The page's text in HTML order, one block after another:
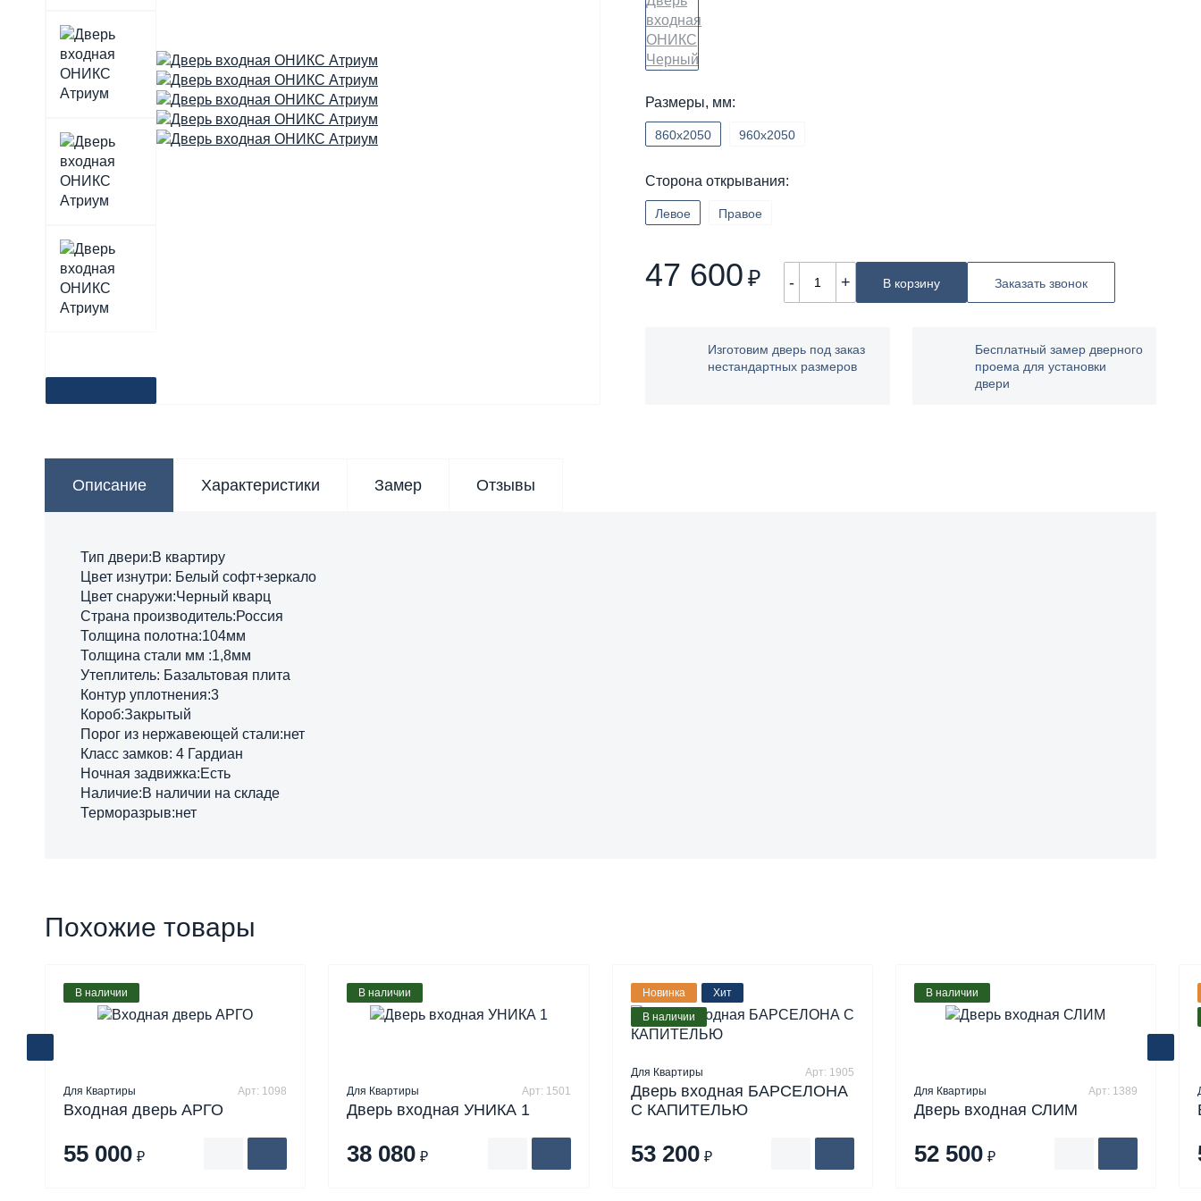
Размеры, мм:
860х2050 960х2050
Сторона открывания:
Левое Правое
47 600 ₽ - + В корзину Заказать звонок
Изготовим дверь под заказ
нестандартных размеров
Бесплатный замер дверного
проема для установки
двери
Описание Характеристики Замер Отзывы
Тип двери:В квартиру
Цвет изнутри: Белый софт+зеркало
Цвет снаружи:Черный кварц
Страна производитель:Россия
Толщина полотна:104мм
Толщина стали мм :1,8мм
Утеплитель: Базальтовая плита
Контур уплотнения:3
Короб:Закрытый
Порог из нержавеющей стали:нет
Класс замков: 4 Гардиан
Ночная задвижка:Есть
Наличие:В наличии на складе
Терморазрыв:нет
Похожие товары
В наличии
Для Квартиры Арт: 1098
Входная дверь АРГО
55 000 ₽
В наличии
Для Квартиры Арт: 1501
Дверь входная УНИКА 1
38 080 ₽
Новинка
Хит
В наличии
Для Квартиры Арт: 1905
Дверь входная БАРСЕЛОНА
С КАПИТЕЛЬЮ
53 200 ₽
В наличии
Для Квартиры Арт: 1389
Дверь входная СЛИМ
52 500 ₽